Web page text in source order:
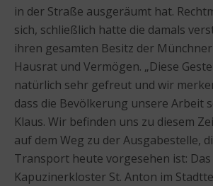
in der Straße ausgeräumt hat.
sich, schließlich hatte die damals
ihren gesamten Besitz der
Hausrat und Vermögen. „Diese
natürlich sehr gefreut und wir
dass die Bevölkerung unsere Arbeit
Klaus. Wir befinden uns zu diesem
auf dem Weg zu der Ausgabestelle,
Transport heute vorgesehen ist: Das
Kapuzinerkloster St. Anton im